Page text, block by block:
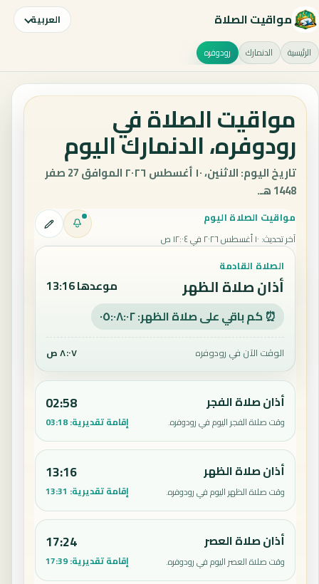
مواقيت الصلاة العربية
الرئيسية الدنمارك رودوفره
مواقيت الصلاة في
رودوفره، الدنمارك اليوم
تاريخ اليوم: الاثنين، ١٠ أغسطس ٢٠٢٦ الموافق 27 صفر
1448 هـ.
مواقيت الصلاة اليوم
آخر تحديث: ١٠ أغسطس ٢٠٢٦ في ١٢:٠٤ ص
الصلاة القادمة
أذان صلاة الظهر موعدها 13:16
⏰ كم باقي على صلاة الظهر: ٠٥:٠٨:٠١
الوقت الآن في رودوفره ٨:٠٧ ص
أذان صلاة الفجر
وقت صلاة الفجر اليوم في رودوفره.
02:58
إقامة تقديرية:03:18
أذان صلاة الظهر
وقت صلاة الظهر اليوم في رودوفره.
13:16
إقامة تقديرية: 13:31
أذان صلاة العصر
وقت صلاة العصر اليوم في رودوفره.
17:24
إقامة تقديرية:17:39